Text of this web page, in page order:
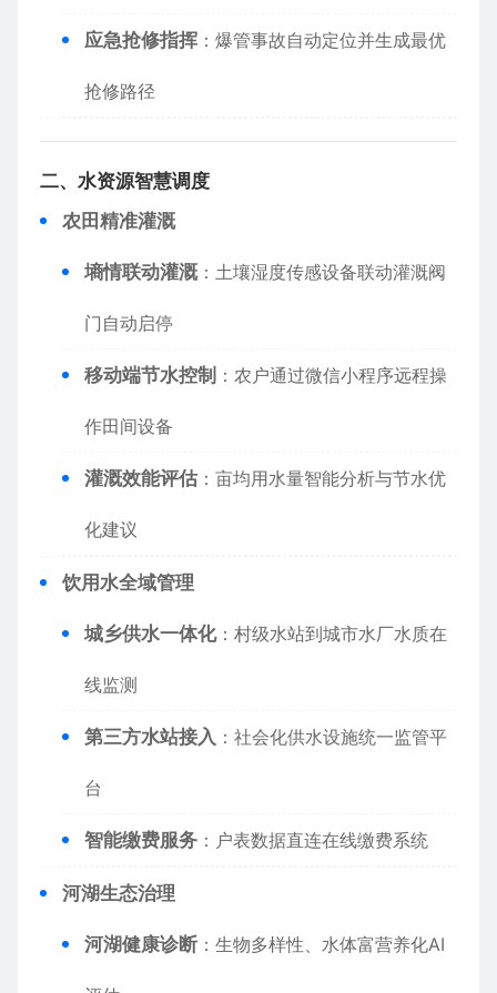
​应急抢修指挥​ ​：爆管事故自动定位并生成最优
抢修路径
​二、水资源智慧调度​
​农田精准灌溉​
​墒情联动灌溉​​：土壤湿度传感设备联动灌溉阀
门自动启停
​移动端节水控制​ ​：农户通过微信小程序远程操
作田间设备
​灌溉效能评估​ ​：亩均用水量智能分析与节水优
化建议
​饮用水全域管理​
​城乡供水一体化​​：村级水站到城市水厂水质在
线监测
​第三方水站接入​ ​：社会化供水设施统一监管平
台
​智能缴费服务​ ​：户表数据直连在线缴费系统
​河湖生态治理​
​河湖健康诊断​ ​：生物多样性、水体富营养化AI